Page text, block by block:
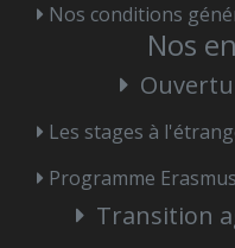
Nos conditions
Nos
Les stages à
Programme
Transition